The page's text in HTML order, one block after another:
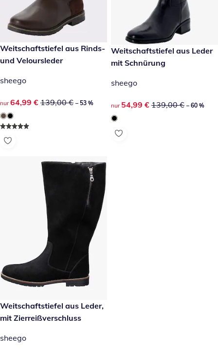
reduzierter Preis 64,99 €, vorheriger Preis: 139,00 €
-53 %
Weitschaftstiefel aus Rinds-
und Veloursleder
sheego
reduzierter Preis 64,99 €, vorheriger Preis: 139,00 €
nur 64,99 € 139,00 € – 53 %
reduzierter Preis 54,99 €,
-60 %
Weitschaftstiefel aus Leder
mit Schnürung
sheego
reduzierter Preis 54,99 €,
nur 54,99 € 139,00 € – 60 %
reduzierter Preis 64,99 €, vorheriger Preis: 139,00 €
-53 %
Weitschaftstiefel aus Leder,
mit Zierreißverschluss
sheego